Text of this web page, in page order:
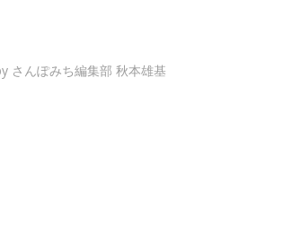
さんぽみち編集部 秋本雄基